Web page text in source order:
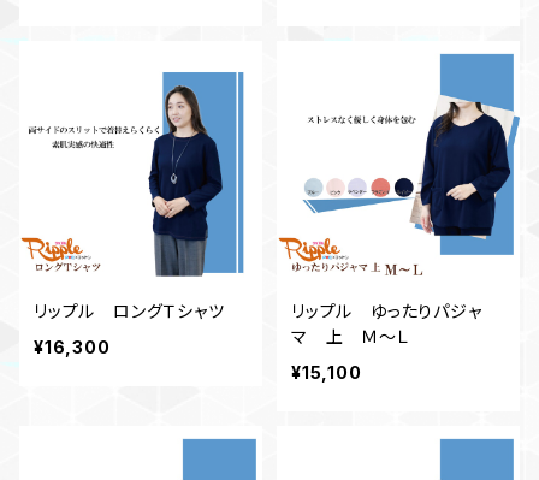
リップル ロングＴシャツ
¥16,300
リップル ゆったりパジャ
マ 上 Ｍ～Ｌ
¥15,100